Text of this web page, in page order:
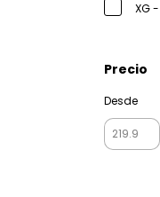
XG -
Precio
Desde